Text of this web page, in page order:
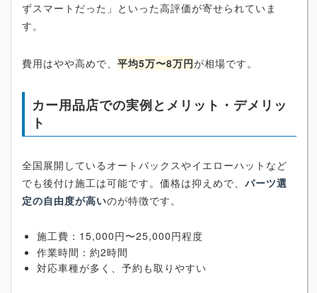
ずスマートだった」といった高評価が寄せられていま
す。
費用はやや高めで、 平均5万〜8万円が相場です。
カー用品店での実例とメリット・デメリッ
ト
全国展開しているオートバックスやイエローハットなど
でも後付け施工は可能です。価格は抑えめで、 パーツ選
定の自由度が高いのが特徴です。
施工費：15,000円〜25,000円程度
作業時間：約2時間
対応車種が多く、予約も取りやすい